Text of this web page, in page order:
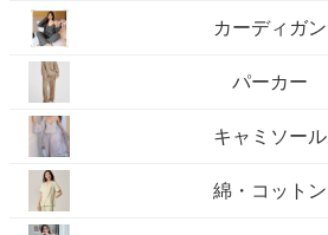
カーディガン
パーカー
キャミソール
綿・コットン